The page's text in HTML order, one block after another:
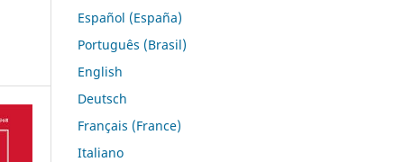
Español (España)
Português (Brasil)
English
Deutsch
Français (France)
Italiano